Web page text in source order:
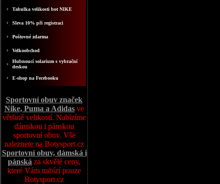
Tabulka velikosti bot NIKE
Sleva 10% při registraci
Poštovné zdarma
Velkoobchod
Hubnoucí solarium s vybrační
deskou
E-shop na Fecebooku
Sportovní obuv značek
Nike, Puma a Adidas ve
většině velikostí. Nabízíme
dámskou i pánskou
sportovní obuv. Vše
naleznete na Botysport.cz
Sportovní obuv, dámská i
pánská za skvělé ceny,
které Vám nabízí pouze
Botysport.cz